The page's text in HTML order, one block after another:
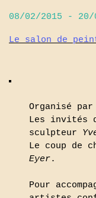
08/02/2015 - 20/
Le salon de
Organisé par
Les invités
sculpteur
Le coup de
Eyer.
Pour